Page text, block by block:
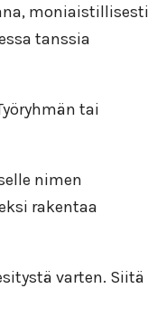
moniaistillisesti
tanssia
tai
nimen
rakentaa
varten. Siitä